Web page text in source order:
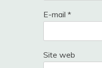
E-mail *
Site web